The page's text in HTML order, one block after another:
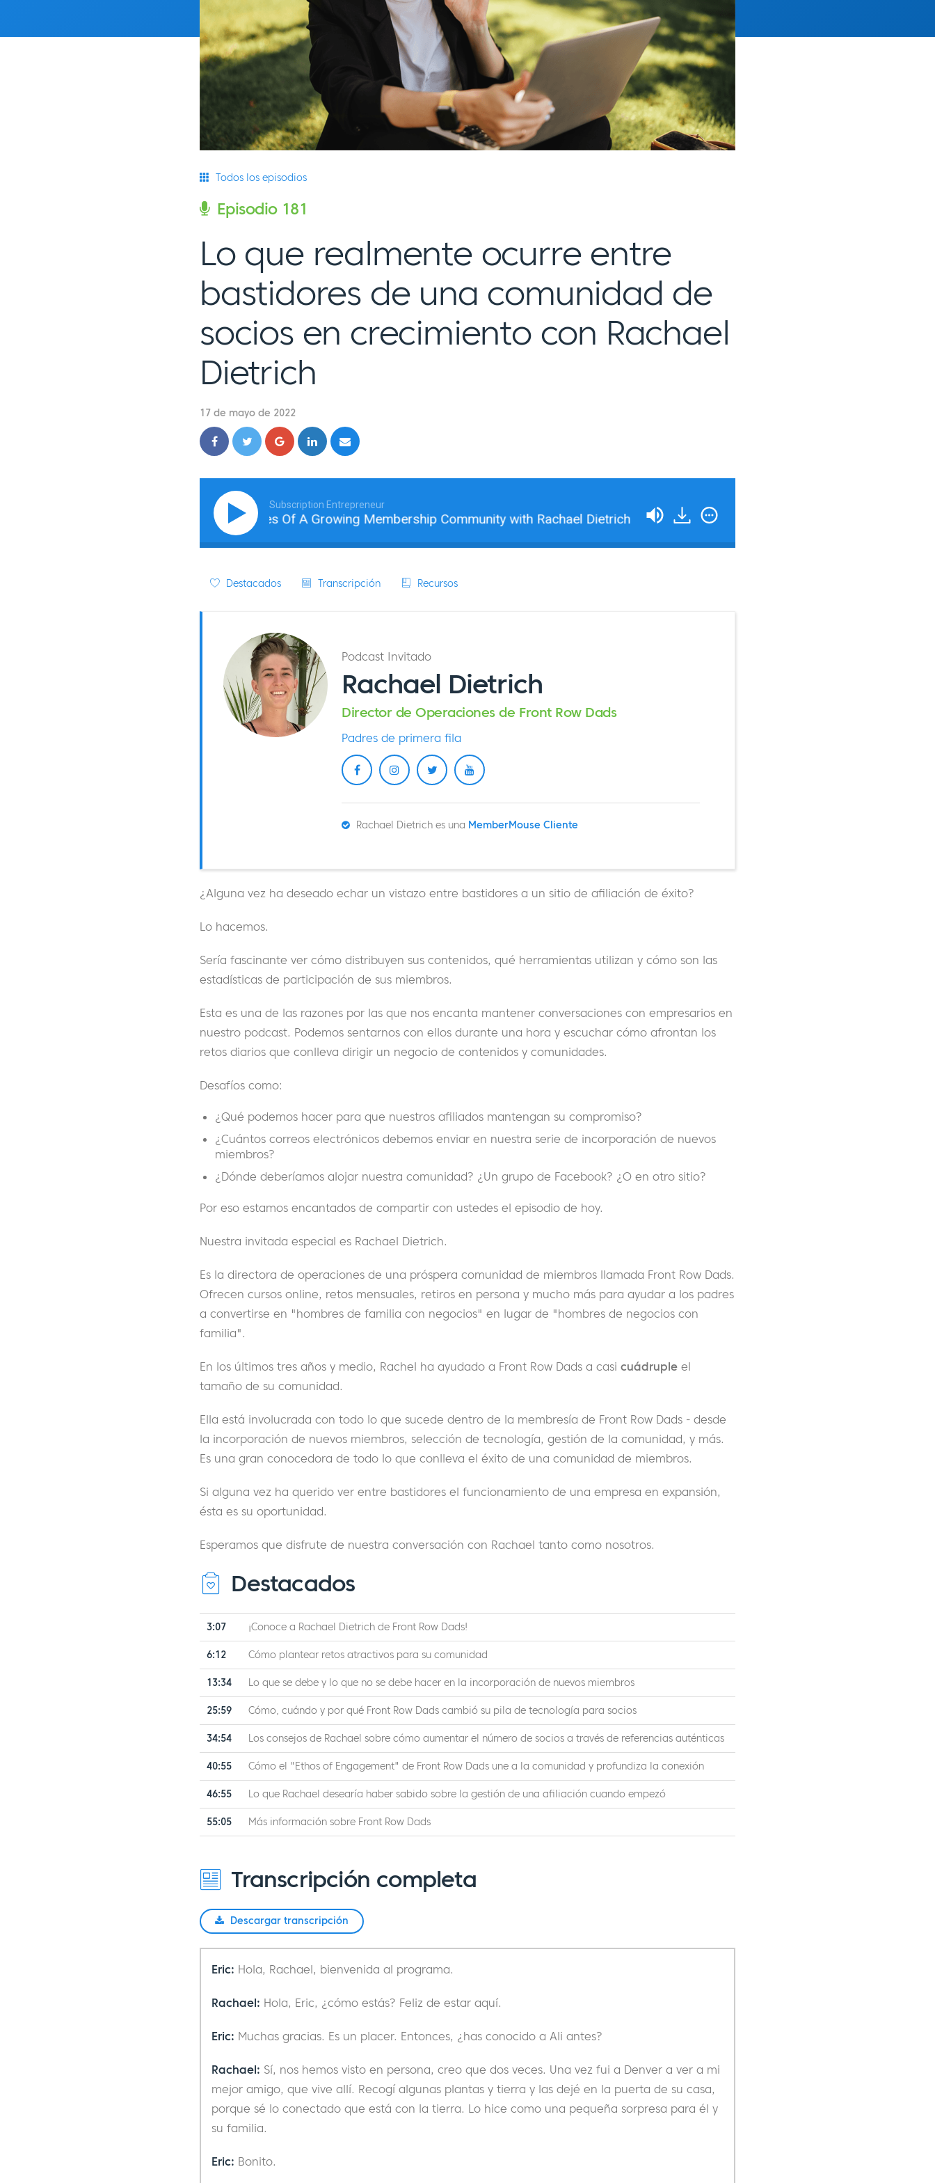
Todos los episodios
Episodio 181
Lo que realmente ocurre entre
bastidores de una comunidad de
socios en crecimiento con Rachael
Dietrich
17 de mayo de 2022
Subscription Entrepreneur
What Really Goes On Behind The Scenes Of A Growing Membership Community with Rachael Dietrich What Really Goes On Behind The Scenes Of A
Destacados Transcripción Recursos
Podcast Invitado
Rachael Dietrich
Director de Operaciones de Front Row Dads
Padres de primera fila
Rachael Dietrich es una MemberMouse Cliente
¿Alguna vez ha deseado echar un vistazo entre bastidores a un sitio de afiliación de éxito?
Lo hacemos.
Sería fascinante ver cómo distribuyen sus contenidos, qué herramientas utilizan y cómo son las
estadísticas de participación de sus miembros.
Esta es una de las razones por las que nos encanta mantener conversaciones con empresarios en
nuestro podcast. Podemos sentarnos con ellos durante una hora y escuchar cómo afrontan los
retos diarios que conlleva dirigir un negocio de contenidos y comunidades.
Desafíos como:
¿Qué podemos hacer para que nuestros afiliados mantengan su compromiso?
¿Cuántos correos electrónicos debemos enviar en nuestra serie de incorporación de nuevos
miembros?
¿Dónde deberíamos alojar nuestra comunidad? ¿Un grupo de Facebook? ¿O en otro sitio?
Por eso estamos encantados de compartir con ustedes el episodio de hoy.
Nuestra invitada especial es Rachael Dietrich.
Es la directora de operaciones de una próspera comunidad de miembros llamada Front Row Dads.
Ofrecen cursos online, retos mensuales, retiros en persona y mucho más para ayudar a los padres
a convertirse en "hombres de familia con negocios" en lugar de "hombres de negocios con
familia".
En los últimos tres años y medio, Rachel ha ayudado a Front Row Dads a casi cuádruple el
tamaño de su comunidad.
Ella está involucrada con todo lo que sucede dentro de la membresía de Front Row Dads - desde
la incorporación de nuevos miembros, selección de tecnología, gestión de la comunidad, y más.
Es una gran conocedora de todo lo que conlleva el éxito de una comunidad de miembros.
Si alguna vez ha querido ver entre bastidores el funcionamiento de una empresa en expansión,
ésta es su oportunidad.
Esperamos que disfrute de nuestra conversación con Rachael tanto como nosotros.
Destacados
3:07 ¡Conoce a Rachael Dietrich de Front Row Dads!
6:12 Cómo plantear retos atractivos para su comunidad
13:34 Lo que se debe y lo que no se debe hacer en la incorporación de nuevos miembros
25:59 Cómo, cuándo y por qué Front Row Dads cambió su pila de tecnología para socios
34:54 Los consejos de Rachael sobre cómo aumentar el número de socios a través de referencias auténticas
40:55 Cómo el "Ethos of Engagement" de Front Row Dads une a la comunidad y profundiza la conexión
46:55 Lo que Rachael desearía haber sabido sobre la gestión de una afiliación cuando empezó
55:05 Más información sobre Front Row Dads
Transcripción completa
Descargar transcripción
Eric: Hola, Rachael, bienvenida al programa.
Rachael: Hola, Eric, ¿cómo estás? Feliz de estar aquí.
Eric: Muchas gracias. Es un placer. Entonces, ¿has conocido a Ali antes?
Rachael: Sí, nos hemos visto en persona, creo que dos veces. Una vez fui a Denver a ver a mi
mejor amigo, que vive allí. Recogí algunas plantas y tierra y las dejé en la puerta de su casa,
porque sé lo conectado que está con la tierra. Lo hice como una pequeña sorpresa para él y
su familia.
Eric: Bonito.